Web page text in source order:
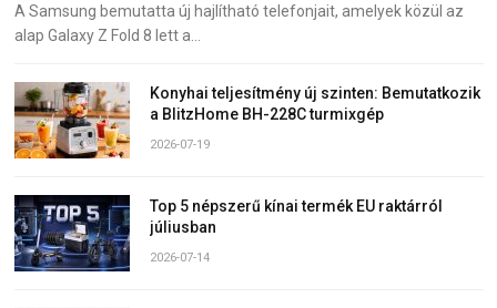
A Samsung bemutatta új hajlítható telefonjait, amelyek közül az
alap Galaxy Z Fold 8 lett a…
Konyhai teljesítmény új szinten: Bemutatkozik
a BlitzHome BH-228C turmixgép
2026-07-19
Top 5 népszerű kínai termék EU raktárról
júliusban
2026-07-14